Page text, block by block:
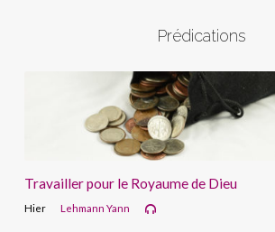
Prédications
Travailler pour le Royaume de Dieu
Hier Lehmann Yann